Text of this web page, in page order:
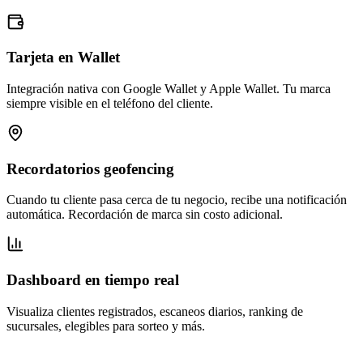
Tarjeta en Wallet
Integración nativa con Google Wallet y Apple Wallet. Tu marca
siempre visible en el teléfono del cliente.
Recordatorios geofencing
Cuando tu cliente pasa cerca de tu negocio, recibe una notificación
automática. Recordación de marca sin costo adicional.
Dashboard en tiempo real
Visualiza clientes registrados, escaneos diarios, ranking de
sucursales, elegibles para sorteo y más.